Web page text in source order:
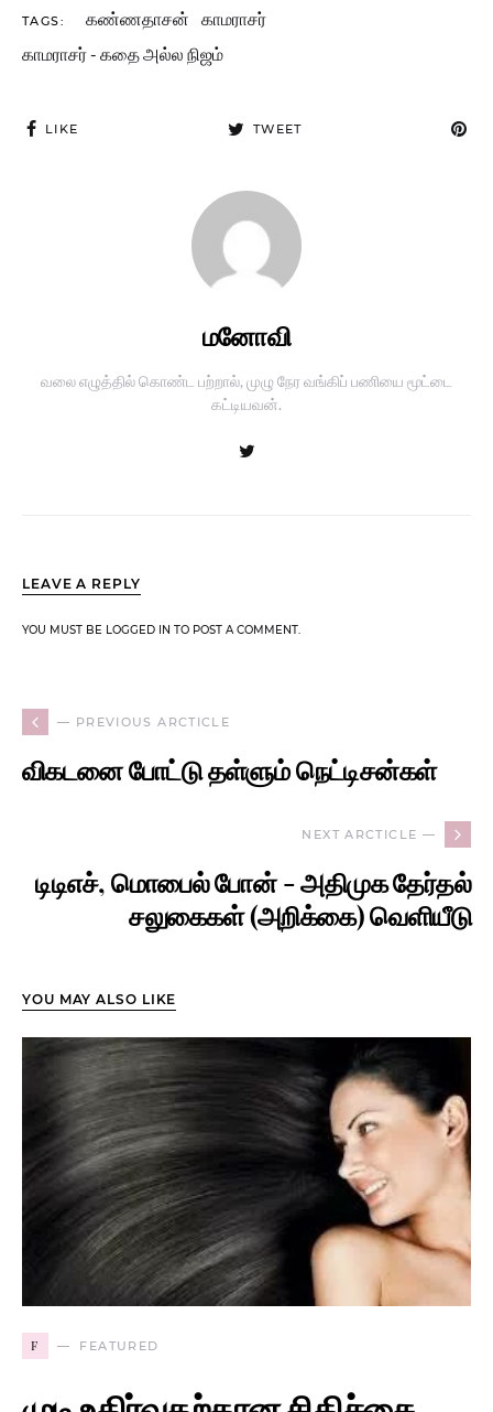
TAGS: கண்ணதாசன்
காமராசர்
காமராசர் - கதை அல்ல நிஜம்
LIKE TWEET
மனோவி
வலை எழுத்தில் கொண்ட பற்றால், முழு நேர வங்கிப் பணியை மூட்டை
கட்டியவன்.
LEAVE A REPLY
YOU MUST BE LOGGED IN TO POST A COMMENT.
— PREVIOUS ARCTICLE
விகடனை போட்டு தள்ளும் நெட்டிசன்கள்
NEXT ARCTICLE —
டிடிஎச், மொபைல் போன் - அதிமுக தேர்தல்
சலுகைகள் (அறிக்கை) வெளியீடு
YOU MAY ALSO LIKE
F FEATURED